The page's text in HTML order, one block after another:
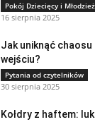
Pokój Dziecięcy i
16 sierpnia 2025
Jak uniknąć chaosu
wejściu?
Pytania od czytelników
30 sierpnia 2025
Kołdry z haftem: